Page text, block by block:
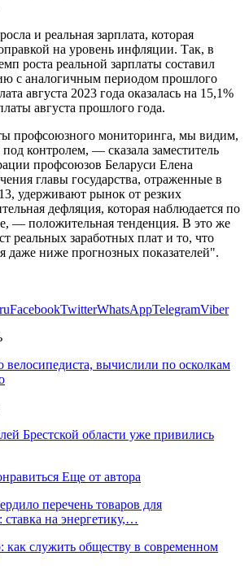
и реальная зарплата, которая
на уровень инфляции. Так, в
роста реальной зарплаты составил
с аналогичным периодом прошлого
августа 2023 года оказалась на 15,1%
августа прошлого года.
профсоюзного мониторинга, мы видим,
контролем, — сказала заместитель
профсоюзов Беларуси Елена
главы государства, отраженные в
удерживают рынок от резких
дефляция, которая наблюдается по
— положительная тенденция. В это же
реальных заработных плат и то, что
даже ниже прогнозных показателей".
FacebookTwitterWhatsAppTelegramViber
велосипедиста, вычислили по осколкам
Брестской области уже привились
Еще от автора
перечень товаров для
на энергетику,…
служить обществу в современном